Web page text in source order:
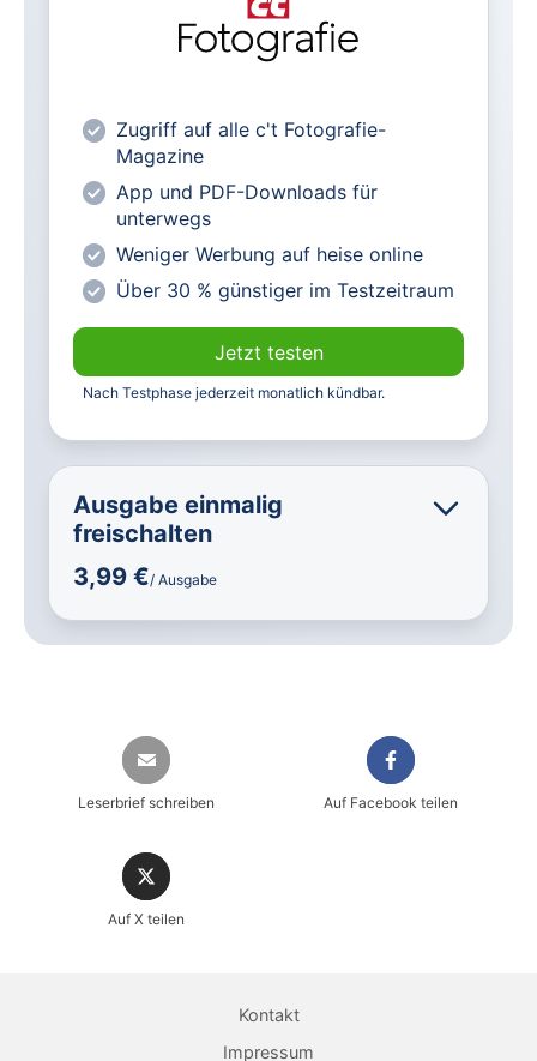
Alle exklusiven heise+ Artikel frei
lesen
Vorteilspreis für Magazin-
Abonnenten
Zugriff auf alle c't Fotografie-
Magazine
App und PDF-Downloads für
unterwegs
Weniger Werbung auf heise online
Über 30 % günstiger im Testzeitraum
Jetzt testen
Nach Testphase jederzeit monatlich kündbar.
Ausgabe einmalig
freischalten
3,99 €/ Ausgabe
Dauerhaft als PDF behalten
Leserbrief schreiben Auf Facebook teilen
Auf X teilen
Kontakt
Impressum